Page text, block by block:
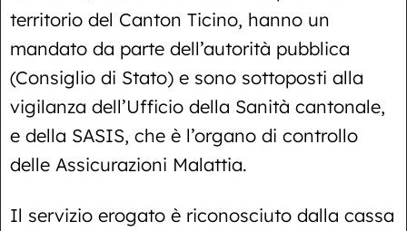
territorio del Canton Ticino, hanno un
mandato da parte dell’autorità pubblica
(Consiglio di Stato) e sono sottoposti alla
vigilanza dell’Ufficio della Sanità cantonale,
e della SASIS, che è l’organo di controllo
delle Assicurazioni Malattia.
Il servizio erogato è riconosciuto dalla cassa